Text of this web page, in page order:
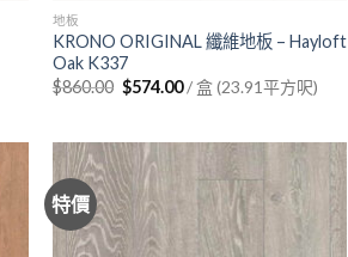
地板
KRONO ORIGINAL 纖維地板 – Hayloft
Oak K337
$860.00 Original
price
$574.00Current
price
/ 盒 (23.91平方呎)
特價